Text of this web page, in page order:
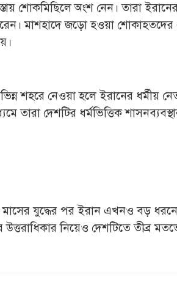
শোকমিছিলে অংশ নেন। তারা
মাশহাদে জড়ো হওয়া শোকাহতদের
শহরে নেওয়া হলে ইরানের ধর্মীয়
তারা দেশটির ধর্মভিত্তিক
মাসের যুদ্ধের পর ইরান এখনও বড়
নিয়েও দেশটিতে তীব্র